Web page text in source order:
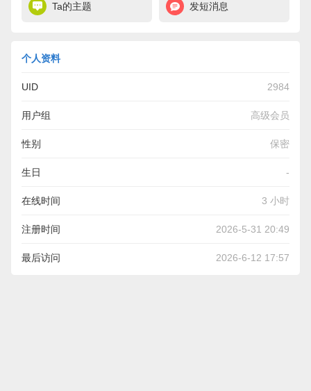
Ta的主题 发短消息
个人资料
UID 2984
用户组 高级会员
性别 保密
生日 -
在线时间 3 小时
注册时间 2026-5-31 20:49
最后访问 2026-6-12 17:57